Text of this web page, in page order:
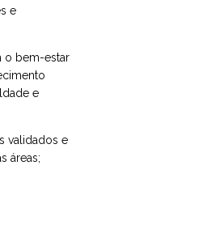
e
o bem-estar
e
validados e
áreas;